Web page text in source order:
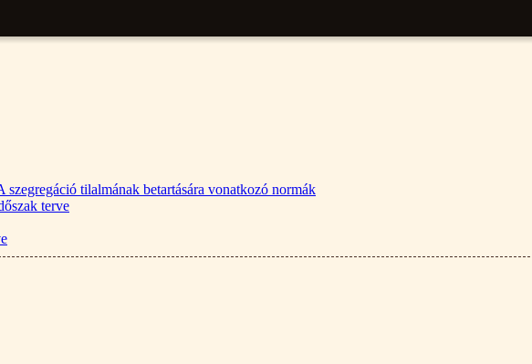
szegregáció tilalmának betartására vonatkozó normák
terve